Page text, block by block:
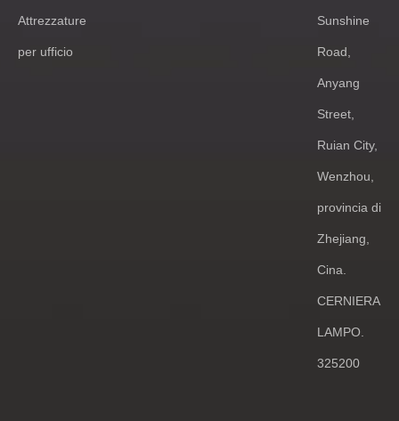
Attrezzature
per ufficio
Sunshine
Road,
Anyang
Street,
Ruian City,
Wenzhou,
provincia di
Zhejiang,
Cina.
CERNIERA
LAMPO.
325200